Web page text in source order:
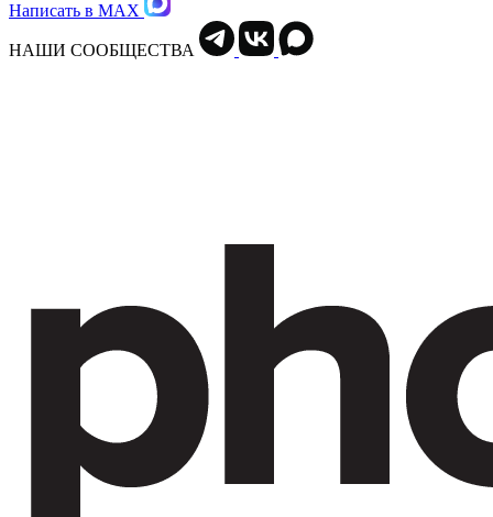
Написать в MAX
НАШИ СООБЩЕСТВА